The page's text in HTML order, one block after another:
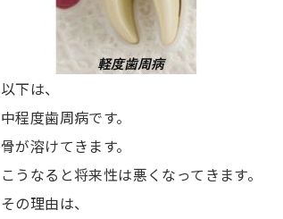
以下は、
中程度歯周病です。
骨が溶けてきます。
こうなると将来性は悪くなってきます。
その理由は、